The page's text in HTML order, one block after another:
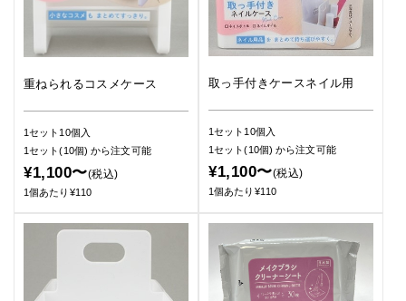
重ねられるコスメケース
1セット10個入
1セット(10個)から注文可能
¥1,100〜(税込)
1個あたり¥110
取っ手付きケースネイル用
1セット10個入
1セット(10個)から注文可能
¥1,100〜(税込)
1個あたり¥110